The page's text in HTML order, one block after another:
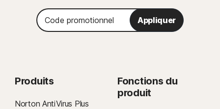
Code
promotionnel
Appliquer
Produits
Norton AntiVirus Plus
Fonctions du
produit